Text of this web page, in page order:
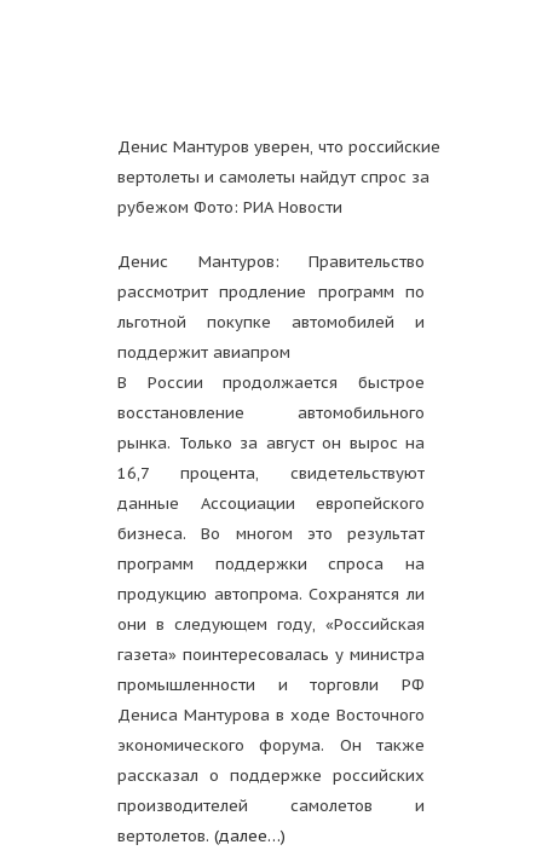
Денис Мантуров уверен, что российские
вертолеты и самолеты найдут спрос за
рубежом Фото: РИА Новости
Денис Мантуров: Правительство
рассмотрит продление программ по
льготной покупке автомобилей и
поддержит авиапром
В России продолжается быстрое
восстановление автомобильного
рынка. Только за август он вырос на
16,7 процента, свидетельствуют
данные Ассоциации европейского
бизнеса. Во многом это результат
программ поддержки спроса на
продукцию автопрома. Сохранятся ли
они в следующем году, «Российская
газета» поинтересовалась у министра
промышленности и торговли РФ
Дениса Мантурова в ходе Восточного
экономического форума. Он также
рассказал о поддержке российских
производителей самолетов и
вертолетов. (далее…)